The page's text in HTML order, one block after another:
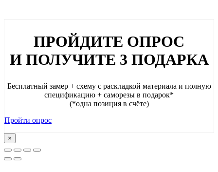
ПРОЙДИТЕ ОПРОС
И ПОЛУЧИТЕ 3 ПОДАРКА
Бесплатный замер + схему с раскладкой материала и полную
спецификацию + саморезы в подарок*
(*одна позиция в счёте)
Пройти опрос
×